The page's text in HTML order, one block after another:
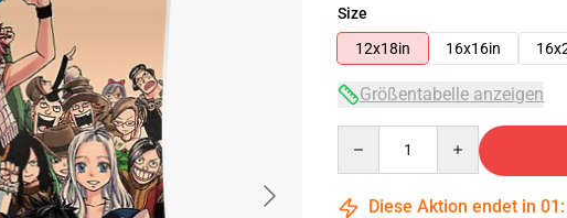
Size
12x18in
16x16in
Größentabelle anzeigen
Diese Aktion endet in 01 :